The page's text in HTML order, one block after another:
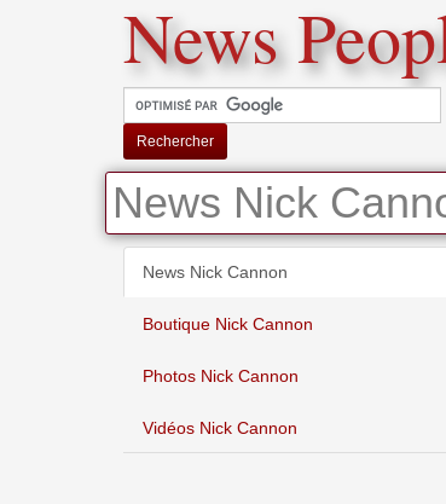
News
Rechercher
News Nick
News Nick Cannon
Boutique Nick Cannon
Photos Nick Cannon
Vidéos Nick Cannon